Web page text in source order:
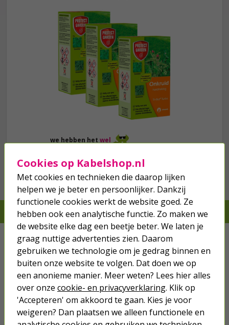
we hebben het wel
Bestel mee
Je verwacht het niet, we hebben het wel
Kabels
Netwerk
Stroom
Telefoon & Tablet
Cookies op Kabelshop.nl
Met cookies en technieken die daarop lijken
helpen we je beter en persoonlijker. Dankzij
functionele cookies werkt de website goed. Ze
hebben ook een analytische functie. Zo maken we
de website elke dag een beetje beter. We laten je
graag nuttige advertenties zien. Daarom
gebruiken we technologie om je gedrag binnen en
buiten onze website te volgen. Dat doen we op
een anonieme manier. Meer weten? Lees hier alles
over onze cookie- en privacyverklaring. Klik op
'Accepteren' om akkoord te gaan. Kies je voor
weigeren? Dan plaatsen we alleen functionele en